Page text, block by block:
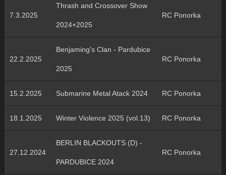
7.3.2025
Thrash and Crossover Show
2024+2025
RC Ponorka
22.2.2025
Benjaming's Clan - Pardubice
2025
RC Ponorka
15.2.2025 Submarine Metal Atack 2024 RC Ponorka
18.1.2025 Winter Violence 2025 (vol.13) RC Ponorka
27.12.2024
BERLIN BLACKOUTS (D) -
PARDUBICE 2024
RC Ponorka